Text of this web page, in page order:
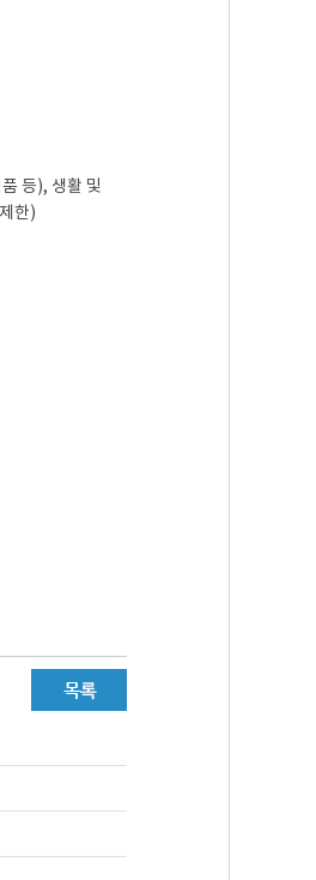
등), 생활 및
한)